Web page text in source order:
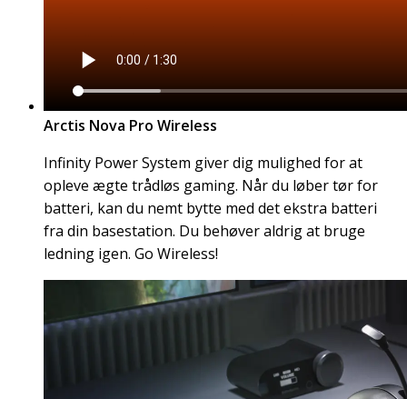
Arctis Nova Pro Wireless
Infinity Power System giver dig mulighed for at
opleve ægte trådløs gaming. Når du løber tør for
batteri, kan du nemt bytte med det ekstra batteri
fra din basestation. Du behøver aldrig at bruge
ledning igen. Go Wireless!